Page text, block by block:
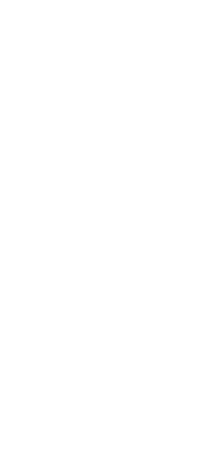
(format
Taille maximum des